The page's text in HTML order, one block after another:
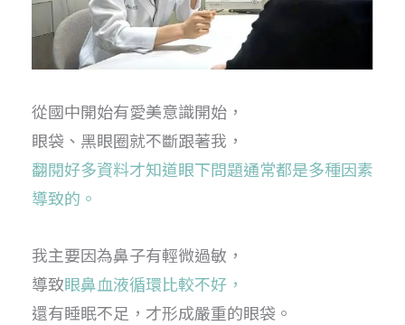
從國中開始有愛美意識開始，
眼袋、黑眼圈就不斷跟著我，
翻閱好多資料才知道眼下問題通常都是多種因素
導致的。
我主要因為鼻子有輕微過敏，
導致眼鼻血液循環比較不好，
還有睡眠不足，才形成嚴重的眼袋。